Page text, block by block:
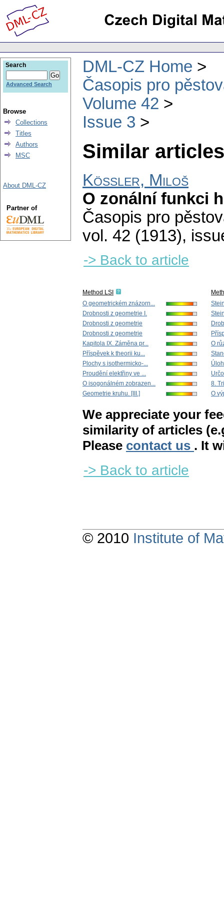
DML-CZ Home
Časopis pro
Volume 42
Issue 3
Similar
Kössler, Miloš
O zonální funkci
Časopis pro
vol. 42 (1913),
-> Back to article
Method LSI
O geometrickém znázorn...
Drobnosti z geometrie I.
Drobnosti z geometrie
Drobnosti z geometrie
Kapitola IX. Záměna pr...
Příspěvek k theorii ku...
Plochy s isothermicko-...
Proudění elektřiny ve ...
O isogonálném zobrazen...
Geometrie kruhu. [III.]
O
8.
O
We appreciate your
similarity of articles
Please contact us . It
-> Back to article
Search
Advanced Search
Browse
Collections
Titles
Authors
MSC
About DML-CZ
Partner of
© 2010 Institute of